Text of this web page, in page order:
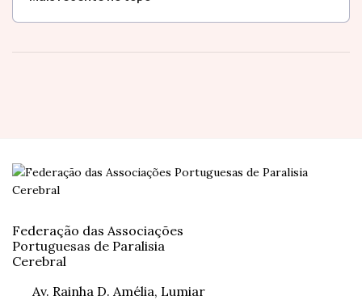
Federação das Associações
Portuguesas de Paralisia
Cerebral
Av. Rainha D. Amélia, Lumiar